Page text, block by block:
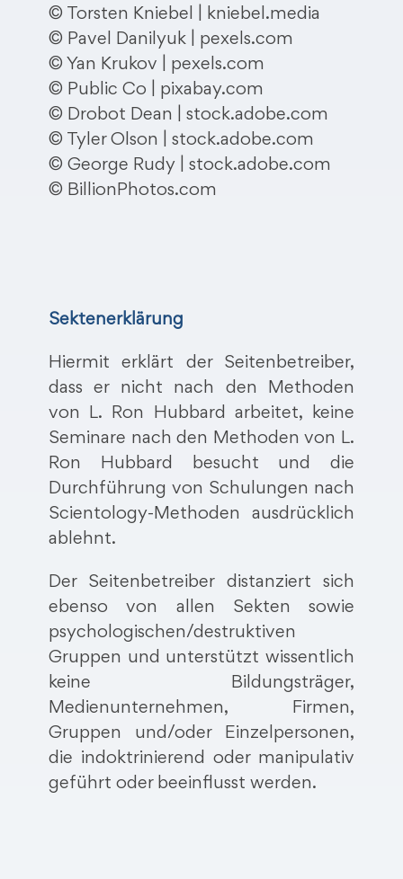
© Torsten Kniebel | kniebel.media
© Pavel Danilyuk | pexels.com
© Yan Krukov | pexels.com
© Public Co | pixabay.com
© Drobot Dean | stock.adobe.com
© Tyler Olson | stock.adobe.com
© George Rudy | stock.adobe.com
© BillionPhotos.com
Sektenerklärung
Hiermit erklärt der Seitenbetreiber,
dass er nicht nach den Methoden
von L. Ron Hubbard arbeitet, keine
Seminare nach den Methoden von L.
Ron Hubbard besucht und die
Durchführung von Schulungen nach
Scientology-Methoden ausdrücklich
ablehnt.
Der Seitenbetreiber distanziert sich
ebenso von allen Sekten sowie
psychologischen/destruktiven
Gruppen und unterstützt wissentlich
keine Bildungsträger,
Medienunternehmen, Firmen,
Gruppen und/oder Einzelpersonen,
die indoktrinierend oder manipulativ
geführt oder beeinflusst werden.